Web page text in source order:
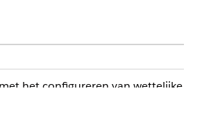
het configureren van wettelijke